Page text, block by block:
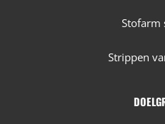
Stofarm
Strippen